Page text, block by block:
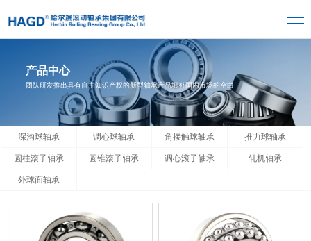
产品中心
团队研发推出具有自主知识产权的新型轴承产品填补国内市场的空白
深沟球轴承 调心球轴承 角接触球轴承 推力球轴承
圆柱滚子轴承 圆锥滚子轴承 调心滚子轴承 轧机轴承
外球面轴承